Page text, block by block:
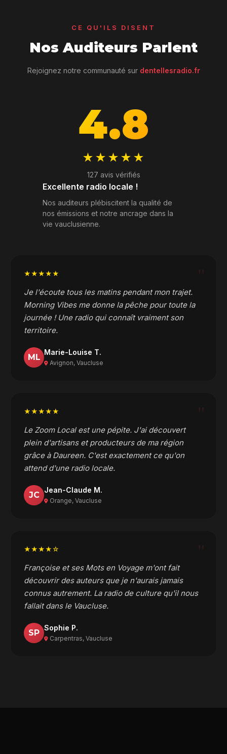
CE QU'ILS DISENT
Nos Auditeurs Parlent
Rejoignez notre communauté sur dentellesradio.fr
4.8
★★★★★
127 avis vérifiés
Excellente radio locale !
Nos auditeurs plébiscitent la qualité de
nos émissions et notre ancrage dans la
vie vauclusienne.
"
★★★★★
Je l'écoute tous les matins pendant mon trajet.
Morning Vibes me donne la pêche pour toute la
journée ! Une radio qui connaît vraiment son
territoire.
ML
Marie-Louise T.
Avignon, Vaucluse
"
★★★★★
Le Zoom Local est une pépite. J'ai découvert
plein d'artisans et producteurs de ma région
grâce à Daureen. C'est exactement ce qu'on
attend d'une radio locale.
JC
Jean-Claude M.
Orange, Vaucluse
"
★★★★☆
Françoise et ses Mots en Voyage m'ont fait
découvrir des auteurs que je n'aurais jamais
connus autrement. La radio de culture qu'il nous
fallait dans le Vaucluse.
SP
Sophie P.
Carpentras, Vaucluse